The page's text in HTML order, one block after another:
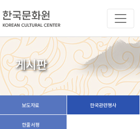
게시판
보도자료 한국관련행사
한줄서평